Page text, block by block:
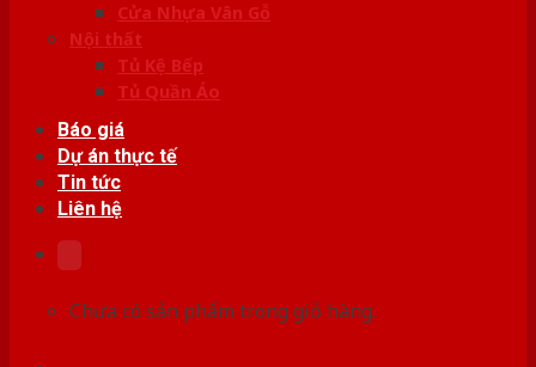
Cửa Nhựa Vân Gỗ
Nội thất
Tủ Kệ Bếp
Tủ Quần Áo
Báo giá
Dự án thực tế
Tin tức
Liên hệ
Chưa có sản phẩm trong giỏ hàng.